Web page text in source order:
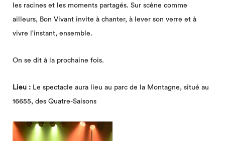
les racines et les moments partagés. Sur scène comme
ailleurs, Bon Vivant invite à chanter, à lever son verre et à
vivre l'instant, ensemble.
On se dit à la prochaine fois.
Lieu : Le spectacle aura lieu au parc de la Montagne, situé au
16655, des Quatre-Saisons